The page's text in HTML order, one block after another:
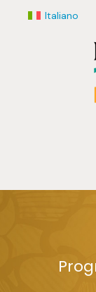
Italiano